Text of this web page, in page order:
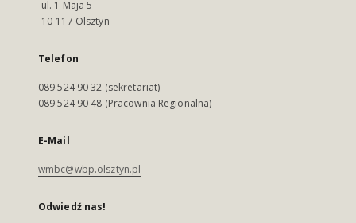
ul. 1 Maja 5
10-117 Olsztyn
Telefon
089 524 90 32 (sekretariat)
089 524 90 48 (Pracownia Regionalna)
E-Mail
wmbc@wbp.olsztyn.pl
Odwiedź nas!